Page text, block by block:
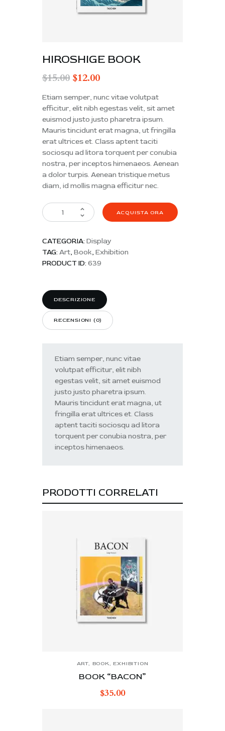
HIROSHIGE BOOK
$15.00 $12.00
Etiam semper, nunc vitae volutpat
efficitur, elit nibh egestas velit, sit amet
euismod justo justo pharetra ipsum.
Mauris tincidunt erat magna, ut fringilla
erat ultrices et. Class aptent taciti
sociosqu ad litora torquent per conubia
nostra, per inceptos himenaeos. Aenean
a dolor turpis. Aenean tristique metus
diam, id mollis magna efficitur nec.
ACQUISTA ORA
CATEGORIA: Display
TAG: Art, Book, Exhibition
PRODUCT ID: 639
DESCRIZIONE
RECENSIONI (0)
Etiam semper, nunc vitae
volutpat efficitur, elit nibh
egestas velit, sit amet euismod
justo justo pharetra ipsum.
Mauris tincidunt erat magna, ut
fringilla erat ultrices et. Class
aptent taciti sociosqu ad litora
torquent per conubia nostra, per
inceptos himenaeos.
PRODOTTI CORRELATI
ART, BOOK,EXHIBITION
BOOK “BACON”
$35.00